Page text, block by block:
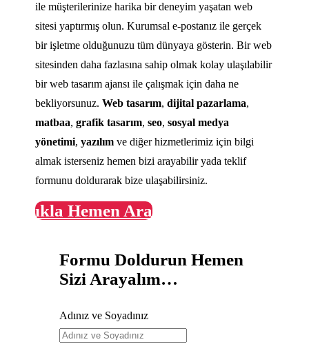
ile müşterilerinize harika bir deneyim yaşatan web
sitesi yaptırmış olun. Kurumsal e-postanız ile gerçek
bir işletme olduğunuzu tüm dünyaya gösterin. Bir web
sitesinden daha fazlasına sahip olmak kolay ulaşılabilir
bir web tasarım ajansı ile çalışmak için daha ne
bekliyorsunuz.Web tasarım,dijital pazarlama,
matbaa,grafik tasarım,seo,sosyal medya
yönetimi,yazılım ve diğer hizmetlerimiz için bilgi
almak isterseniz hemen bizi arayabilir yada teklif
formunu doldurarak bize ulaşabilirsiniz.
Tıkla Hemen Ara
Formu Doldurun Hemen
Sizi Arayalım…
Adınız ve Soyadınız